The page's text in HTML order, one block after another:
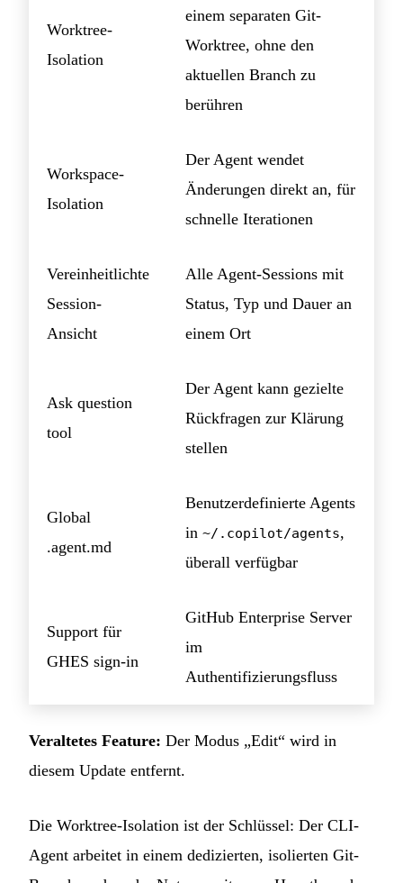
Worktree-
Isolation
einem separaten Git-
Worktree, ohne den
aktuellen Branch zu
berühren
Workspace-
Isolation
Der Agent wendet
Änderungen direkt an, für
schnelle Iterationen
Vereinheitlichte
Session-
Ansicht
Alle Agent-Sessions mit
Status, Typ und Dauer an
einem Ort
Ask question
tool
Der Agent kann gezielte
Rückfragen zur Klärung
stellen
Global
.agent.md
Benutzerdefinierte Agents
in ~/.copilot/agents,
überall verfügbar
Support für
GHES sign-in
GitHub Enterprise Server
im
Authentifizierungsfluss
Veraltetes Feature: Der Modus „Edit“ wird in
diesem Update entfernt.
Die Worktree-Isolation ist der Schlüssel: Der CLI-
Agent arbeitet in einem dedizierten, isolierten Git-